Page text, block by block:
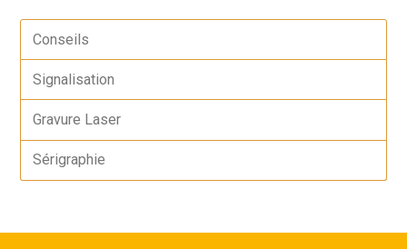
Conseils
Signalisation
Gravure Laser
Sérigraphie